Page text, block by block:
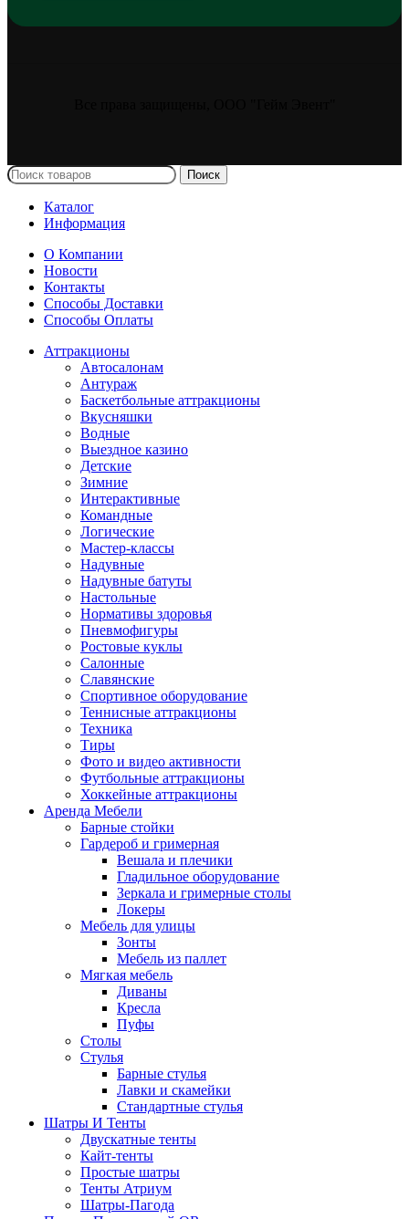
Поиск
Каталог
Информация
О Компании
Новости
Контакты
Способы Доставки
Способы Оплаты
Аттракционы
Автосалонам
Антураж
Баскетбольные аттракционы
Вкусняшки
Водные
Выездное казино
Детские
Зимние
Интерактивные
Командные
Логические
Мастер-классы
Надувные
Надувные батуты
Настольные
Нормативы здоровья
Пневмофигуры
Ростовые куклы
Салонные
Славянские
Спортивное оборудование
Теннисные аттракционы
Техника
Тиры
Фото и видео активности
Футбольные аттракционы
Хоккейные аттракционы
Аренда Мебели
Барные стойки
Гардероб и гримерная
Вешала и плечики
Гладильное оборудование
Зеркала и гримерные столы
Локеры
Мебель для улицы
Зонты
Мебель из паллет
Мягкая мебель
Диваны
Кресла
Пуфы
Столы
Стулья
Барные стулья
Лавки и скамейки
Стандартные стулья
Шатры И Тенты
Двускатные тенты
Кайт-тенты
Простые шатры
Тенты Атриум
Шатры-Пагода